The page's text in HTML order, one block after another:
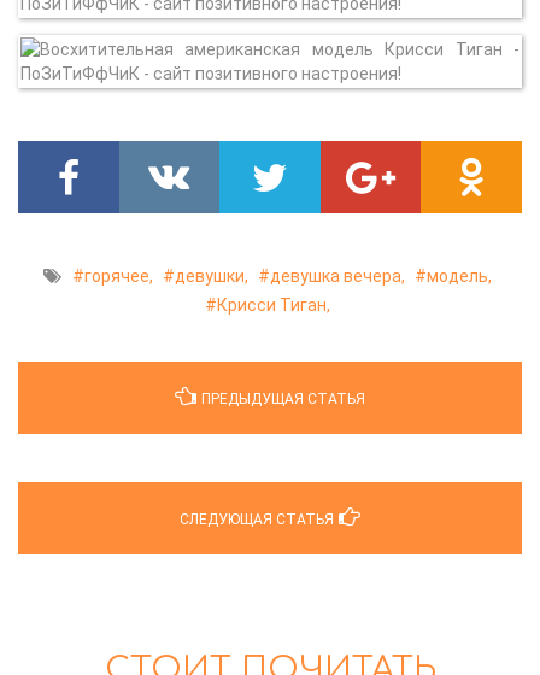
горячее, девушки, девушка вечера,
модель,
Крисси Тиган,
ПРЕДЫДУЩАЯ СТАТЬЯ
СЛЕДУЮЩАЯ СТАТЬЯ